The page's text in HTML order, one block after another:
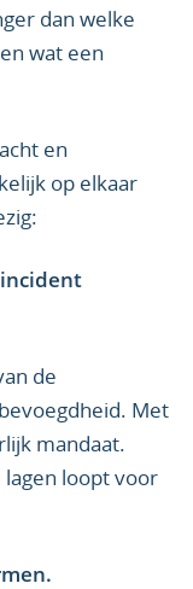
dan welke
wat een
en
op elkaar
de
Met
mandaat.
loopt voor